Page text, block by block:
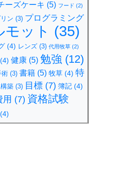
ーズケーキ (5) フード (2)
ン (3) プログラミング
モット (35)
(4) レンズ (3) 代用牧草 (2)
健康 (5) 勉強 (12)
術 (3) 書籍 (5) 牧草 (4) 特
築 (3) 目標 (7) 簿記 (4)
用 (7) 資格試験
(4)